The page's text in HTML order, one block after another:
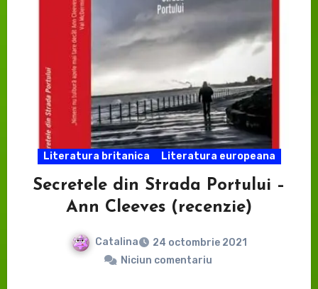
Literatura britanica Literatura europeana
Secretele din Strada Portului –
Ann Cleeves (recenzie)
Catalina
24 octombrie 2021
Niciun comentariu